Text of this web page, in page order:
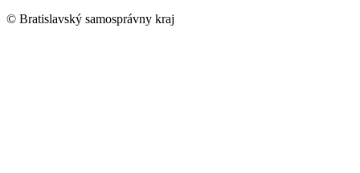
© Bratislavský samosprávny kraj